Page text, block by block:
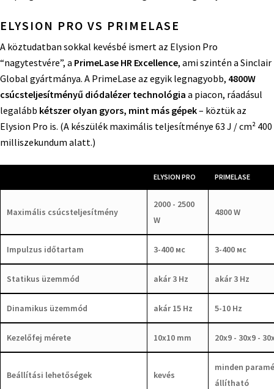
ELYSION PRO VS PRIMELASE
A köztudatban sokkal kevésbé ismert az Elysion Pro
“nagytestvére”, a PrimeLase HR Excellence, ami szintén a Sinclair
Global gyártmánya. A PrimeLase az egyik legnagyobb, 4800W
csúcsteljesítményű diódalézer technológia a piacon, ráadásul
legalább kétszer olyan gyors, mint más gépek– köztük az
Elysion Pro is. (A készülék maximális teljesítménye 63 J / cm² 400
milliszekundum alatt.)
ELYSION PRO PRIMELASE
Maximális csúcsteljesítmény
2000 - 2500
W
4800 W
Impulzus időtartam 3-400 мс 3-400 мс
Statikus üzemmód akár 3 Hz akár 3 Hz
Dinamikus üzemmód akár 15 Hz 5-10 Hz
Kezelőfej mérete 10x10 mm 20x9 - 30x9 -
Beállítási lehetőségek kevés
minden
állítható